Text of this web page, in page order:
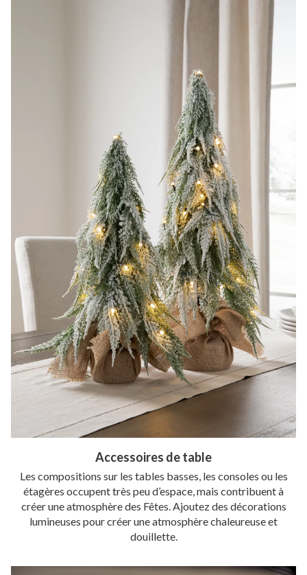
Accessoires de table
Les compositions sur les tables basses, les consoles ou les
étagères occupent très peu d’espace, mais contribuent à
créer une atmosphère des Fêtes. Ajoutez des décorations
lumineuses pour créer une atmosphère chaleureuse et
douillette.